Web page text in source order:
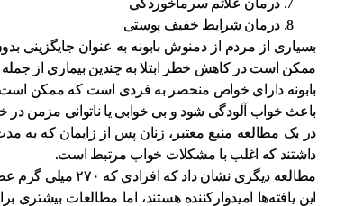
درمان شرایط خفیف پوستی
بسیاری از مردم از دمنوش بابونه به عنوان جایگزینی
ممکن است در کاهش خطر ابتلا به چندین بیماری از
بابونه دارای خواص منحصر به فردی است که ممکن
باعث خواب آلودگی شود و بی خوابی یا ناتوانی مزمن
در یک مطالعه منبع معتبر، زنان پس از زایمان که به
داشتند که اغلب با مشکلات خواب مرتبط است.
مطالعه دیگری نشان داد که افرادی که ۲۷۰ میلی گرم عصاره بابونه را دو بار در روز به مدت ۲۸ روز مصرف کردند، ۱/۳ کمتر از شب بیدار شدند و ۱۵ دقیقه سریعتر به خواب رفتند.
این یافته‌ها امیدوارکننده هستند، اما مطالعات